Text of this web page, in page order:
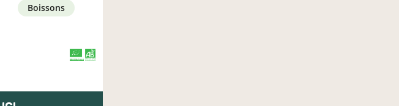
boissons